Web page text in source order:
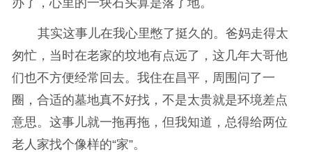
其实这事儿在我心里憋了挺久的。爸妈走得太
匆忙，当时在老家的坟地有点远了，这几年大哥他
们也不方便经常回去。我住在昌平，周围问了一
圈，合适的墓地真不好找，不是太贵就是环境差点
意思。这事儿就一拖再拖，但我知道，总得给两位
老人家找个像样的“家”。